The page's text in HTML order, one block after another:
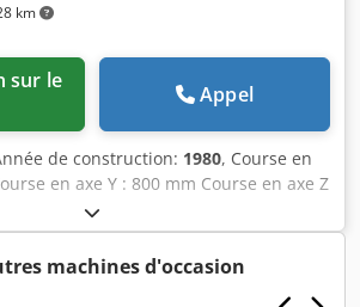
km
Appel
de construction: 1980, Course en
en axe Y : 800 mm Course en axe Z
de broche : SK 50 Vitesse d'avance : 10-
de déplacement rapide : 6 m/min
réglable en continu : 20-2000 tr/min
machines d'occasion